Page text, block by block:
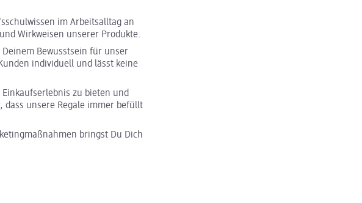
im Arbeitsalltag an
Wirkweisen unserer Produkte.
Bewusstsein für unser
individuell und lässt keine
zu bieten und
dass unsere Regale immer befüllt
bringst Du Dich